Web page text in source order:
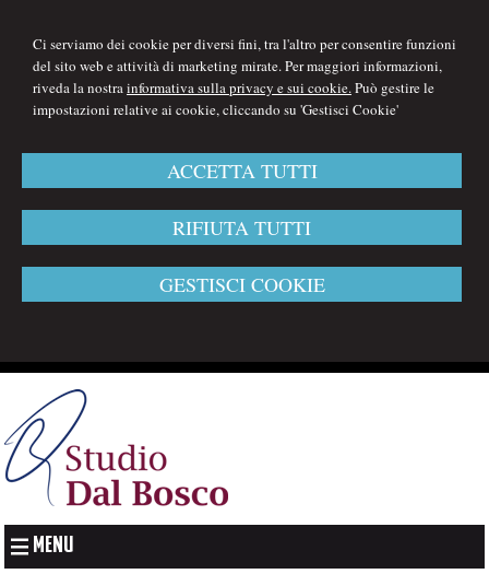
Ci serviamo dei cookie per diversi fini, tra l'altro per consentire funzioni
del sito web e attività di marketing mirate. Per maggiori informazioni,
riveda la nostrainformativa sulla privacy e sui cookie.Può gestire le
impostazioni relative ai cookie, cliccando su 'Gestisci Cookie'
ACCETTA TUTTI
RIFIUTA TUTTI
GESTISCI COOKIE
MENU